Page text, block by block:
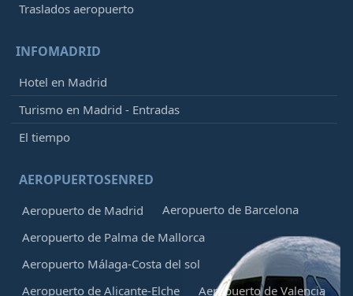
Traslados aeropuerto
INFOMADRID
Hotel en Madrid
Turismo en Madrid - Entradas
El tiempo
AEROPUERTOSENRED
Aeropuerto de Madrid
Aeropuerto de Barcelona
Aeropuerto de Palma de Mallorca
Aeropuerto Málaga-Costa del sol
Aeropuerto de Alicante-Elche
Aeropuerto de Valencia